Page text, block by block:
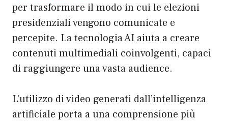
per trasformare il modo in cui le elezioni
presidenziali vengono comunicate e
percepite. La tecnologia AI aiuta a creare
contenuti multimediali coinvolgenti, capaci
di raggiungere una vasta audience.
L’utilizzo di video generati dall’intelligenza
artificiale porta a una comprensione più